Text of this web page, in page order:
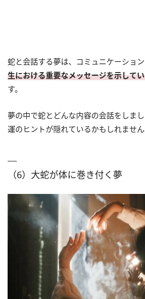
蛇と会話する夢は、コミュニケーション
生における重要なメッセージを示して
す。
夢の中で蛇とどんな内容の会話をしま
運のヒントが隠れているかもしれません
（6）大蛇が体に巻き付く夢